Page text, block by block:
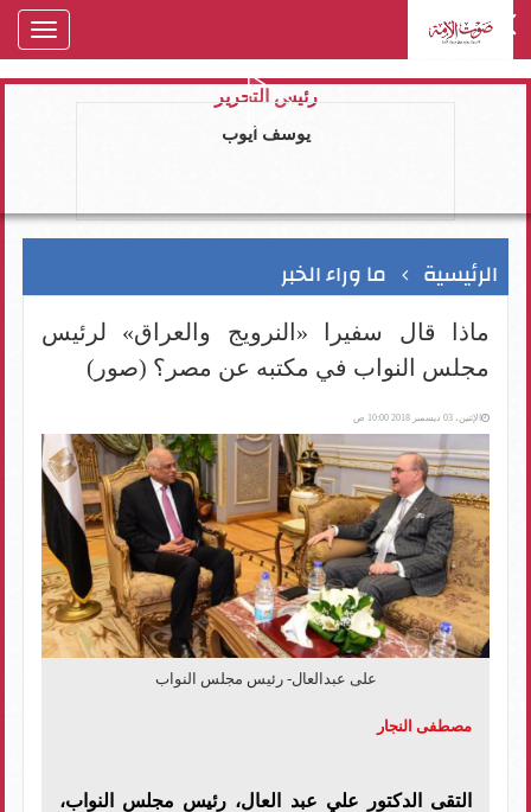
رئيس التحرير
يوسف ايوب
الرئيسية ما وراء الخبر
ماذا قال سفيرا «النرويج والعراق» لرئيس
مجلس النواب في مكتبه عن مصر؟ (صور)
الإثنين، 03 ديسمبر 2018 10:00 ص
على عبدالعال- رئيس مجلس النواب
مصطفى النجار
التقى الدكتور علي عبد العال، رئيس مجلس النواب،